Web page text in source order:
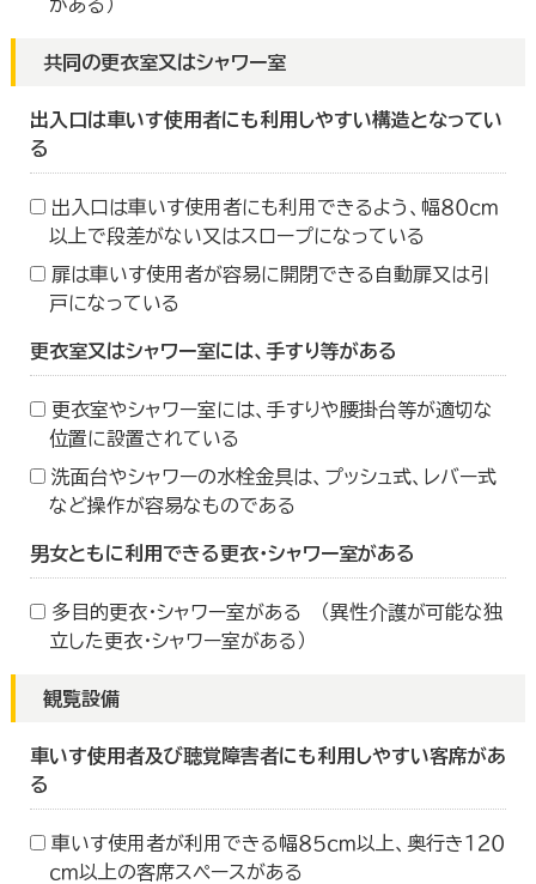
がある）
共同の更衣室又はシャワー室
出入口は車いす使用者にも利用しやすい構造となってい
る
出入口は車いす使用者にも利用できるよう、幅８０ｃｍ
以上で段差がない又はスロープになっている
扉は車いす使用者が容易に開閉できる自動扉又は引
戸になっている
更衣室又はシャワー室には、手すり等がある
更衣室やシャワー室には、手すりや腰掛台等が適切な
位置に設置されている
洗面台やシャワーの水栓金具は、プッシュ式、レバー式
など操作が容易なものである
男女ともに利用できる更衣・シャワー室がある
多目的更衣・シャワー室がある （異性介護が可能な独
立した更衣・シャワー室がある）
観覧設備
車いす使用者及び聴覚障害者にも利用しやすい客席があ
る
車いす使用者が利用できる幅８５ｃｍ以上、奥行き１２０
ｃｍ以上の客席スペースがある